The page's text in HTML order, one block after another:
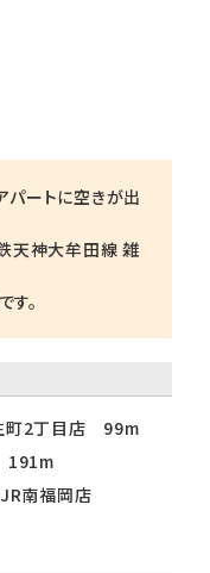
パートに空きが出
天神大牟田線 雑
。
町2丁目店 99m
191m
JR南福岡店